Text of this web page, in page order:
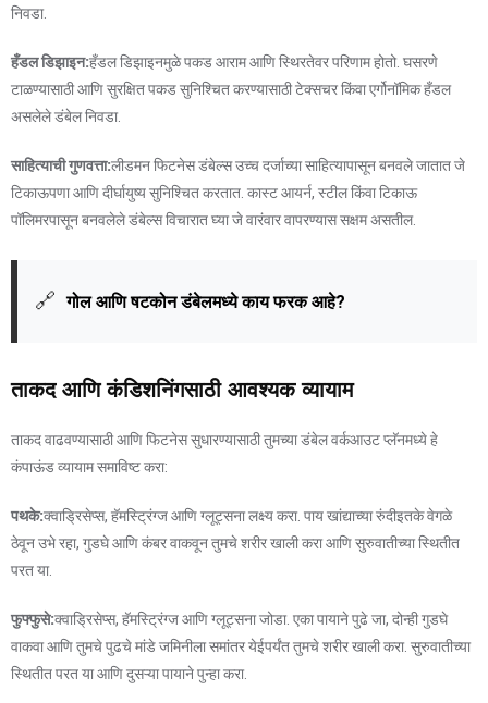
निवडा.
हँडल डिझाइन:हँडल डिझाइनमुळे पकड आराम आणि स्थिरतेवर परिणाम होतो. घसरणे
टाळण्यासाठी आणि सुरक्षित पकड सुनिश्चित करण्यासाठी टेक्सचर किंवा एर्गोनॉमिक हँडल
असलेले डंबेल निवडा.
साहित्याची गुणवत्ता:लीडमन फिटनेस डंबेल्स उच्च दर्जाच्या साहित्यापासून बनवले जातात जे
टिकाऊपणा आणि दीर्घायुष्य सुनिश्चित करतात. कास्ट आयर्न, स्टील किंवा टिकाऊ
पॉलिमरपासून बनवलेले डंबेल्स विचारात घ्या जे वारंवार वापरण्यास सक्षम असतील.
🔗 गोल आणि षटकोन डंबेलमध्ये काय फरक आहे?
ताकद आणि कंडिशनिंगसाठी आवश्यक व्यायाम
ताकद वाढवण्यासाठी आणि फिटनेस सुधारण्यासाठी तुमच्या डंबेल वर्कआउट प्लॅनमध्ये हे
कंपाऊंड व्यायाम समाविष्ट करा:
पथके:क्वाड्रिसेप्स, हॅमस्ट्रिंग्ज आणि ग्लूट्सना लक्ष्य करा. पाय खांद्याच्या रुंदीइतके वेगळे
ठेवून उभे रहा, गुडघे आणि कंबर वाकवून तुमचे शरीर खाली करा आणि सुरुवातीच्या स्थितीत
परत या.
फुफ्फुसे:क्वाड्रिसेप्स, हॅमस्ट्रिंग्ज आणि ग्लूट्सना जोडा. एका पायाने पुढे जा, दोन्ही गुडघे
वाकवा आणि तुमचे पुढचे मांडे जमिनीला समांतर येईपर्यंत तुमचे शरीर खाली करा. सुरुवातीच्या
स्थितीत परत या आणि दुसऱ्या पायाने पुन्हा करा.